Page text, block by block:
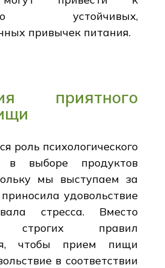
устойчивых,
привычек питания.
приятного
роль психологического
в выборе продуктов
мы выступаем за
удовольствие
стресса. Вместо
строгих правил
чтобы прием пищи
в соответствии